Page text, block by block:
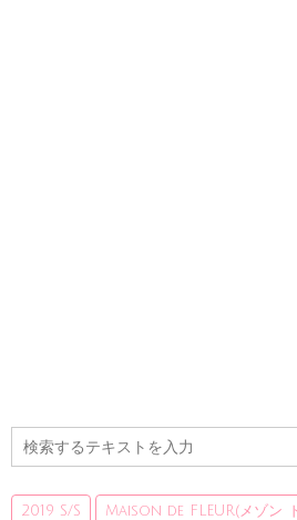
2019 S/S Maison de FLEUR(メゾン